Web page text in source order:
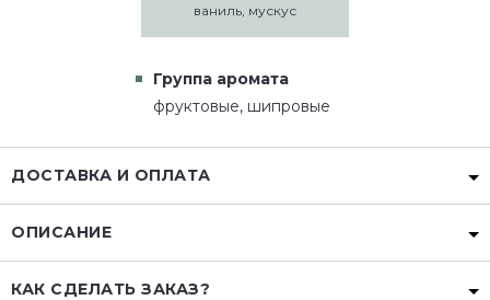
ваниль, мускус
Группа аромата
фруктовые, шипровые
ДОСТАВКА И ОПЛАТА
ОПИСАНИЕ
КАК СДЕЛАТЬ ЗАКАЗ?